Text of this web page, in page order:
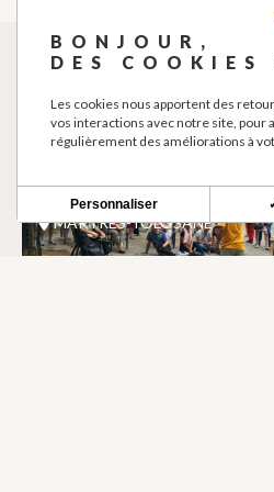
QUÉ VER EN
LES AMIS DU VERBE
MARTRES-TOLOSANE
BONJOUR,
DES COOKIES
Les cookies nous apportent des
vos interactions avec notre site, pour
régulièrement des améliorations à
Personnaliser